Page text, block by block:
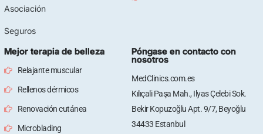
Asociación
Seguros
Mejor terapia de belleza
Relajante muscular
Rellenos dérmicos
Renovación cutánea
Microblading
Póngase en contacto con
nosotros
MedClinics.com.es
Kılıçali Paşa Mah., Ilyas Çelebi Sok.
Bekir Kopuzoğlu Apt. 9/7, Beyoğlu
34433 Estanbul